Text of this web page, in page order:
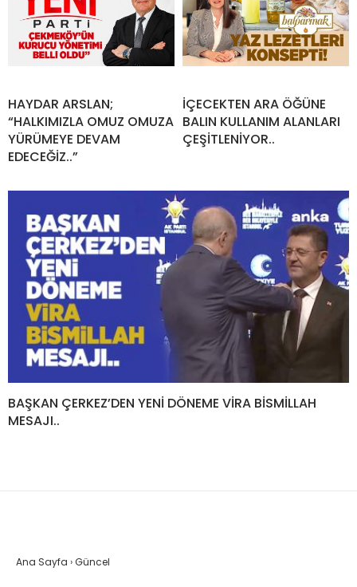
HAYDAR ARSLAN;
“HALKIMIZLA OMUZ OMUZA
YÜRÜMEYE DEVAM
EDECEĞİZ..”
İÇECEKTEN ARA ÖĞÜNE
BALIN KULLANIM ALANLARI
ÇEŞİTLENİYOR..
BAŞKAN ÇERKEZ’DEN YENİ DÖNEME VİRA BİSMİLLAH
MESAJI..
Ana Sayfa ›Güncel